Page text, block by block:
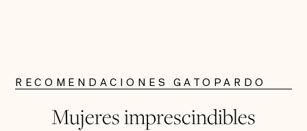
RECOMENDACIONES GATOPARDO
Mujeres imprescindibles